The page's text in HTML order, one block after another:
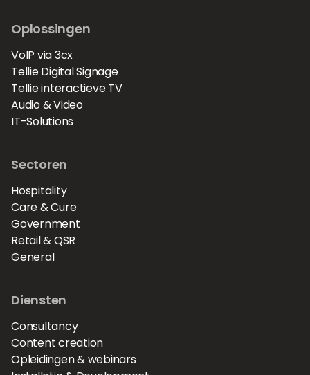
Oplossingen
VoIP via 3cx
Tellie Digital Signage
Tellie interactieve TV
Audio & Video
IT-Solutions
Sectoren
Hospitality
Care & Cure
Government
Retail & QSR
General
Diensten
Consultancy
Content creation
Opleidingen & webinars